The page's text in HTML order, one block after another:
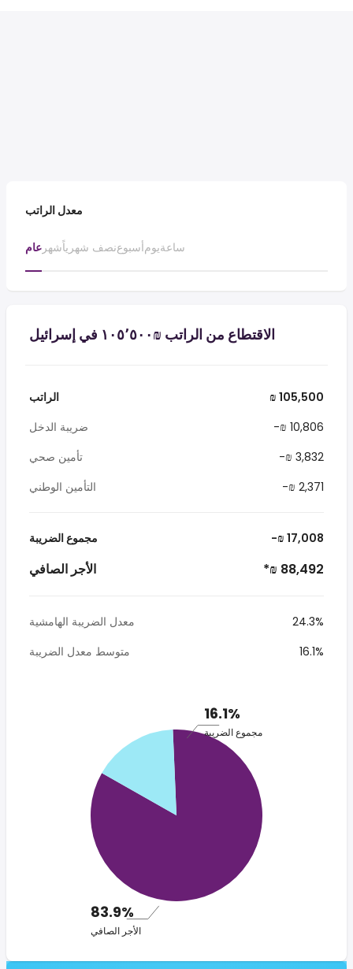
معدل الراتب
عام شهرنصف شهرياًأسبوعيومساعة
الاقتطاع من الراتب ₪‏١٠٥٬٥٠٠ في إسرائيل
الراتب
₪ 105,500
ضريبة الدخل
-₪ 10,806
تأمين صحي
-₪ 3,832
التأمين الوطني
-₪ 2,371
مجموع الضريبة -₪ 17,008
الأجر الصافي *₪ 88,492
معدل الضريبة الهامشية
24.3%
متوسط معدل الضريبة
16.1%
16.1%
مجموع الضريبة
83.9%
الأجر الصافي